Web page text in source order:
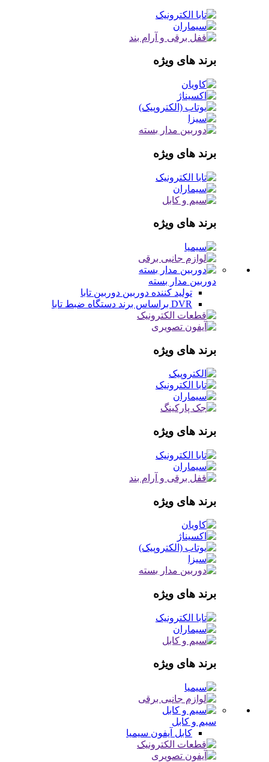
برند های ویژه
برند های ویژه
برند های ویژه
دوربین مدار بسته
تولید کننده دوربین دوربین تابا
DVR براساس برند
دستگاه ضبط تابا
برند های ویژه
برند های ویژه
برند های ویژه
برند های ویژه
برند های ویژه
سیم و کابل
کابل آیفون سیمیا